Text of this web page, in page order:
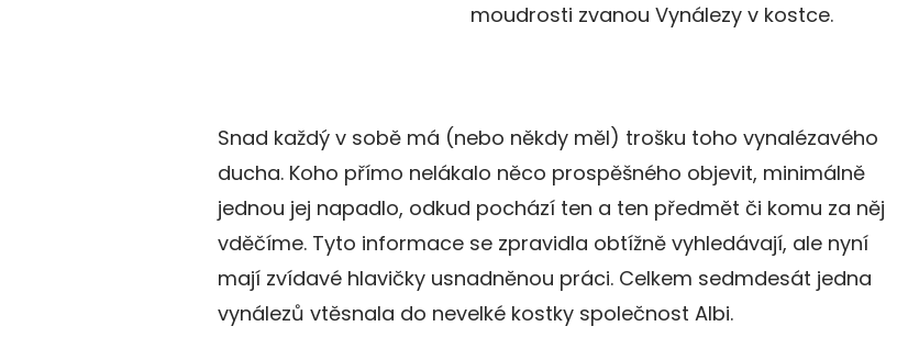
moudrosti zvanou Vynálezy v kostce.
Snad každý v sobě má (nebo někdy měl) trošku toho vynalézavého
ducha. Koho přímo nelákalo něco prospěšného objevit, minimálně
jednou jej napadlo, odkud pochází ten a ten předmět či komu za něj
vděčíme. Tyto informace se zpravidla obtížně vyhledávají, ale nyní
mají zvídavé hlavičky usnadněnou práci. Celkem sedmdesát jedna
vynálezů vtěsnala do nevelké kostky společnost Albi.